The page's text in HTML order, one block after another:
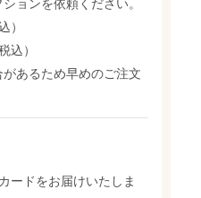
ョンを依頼ください。
）
込）
あるため早めのご注文
ードをお届けいたしま